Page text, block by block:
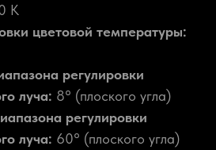
К
цветовой температуры:
регулировки
луча: 8° (плоского угла)
регулировки
луча: 60° (плоского угла)